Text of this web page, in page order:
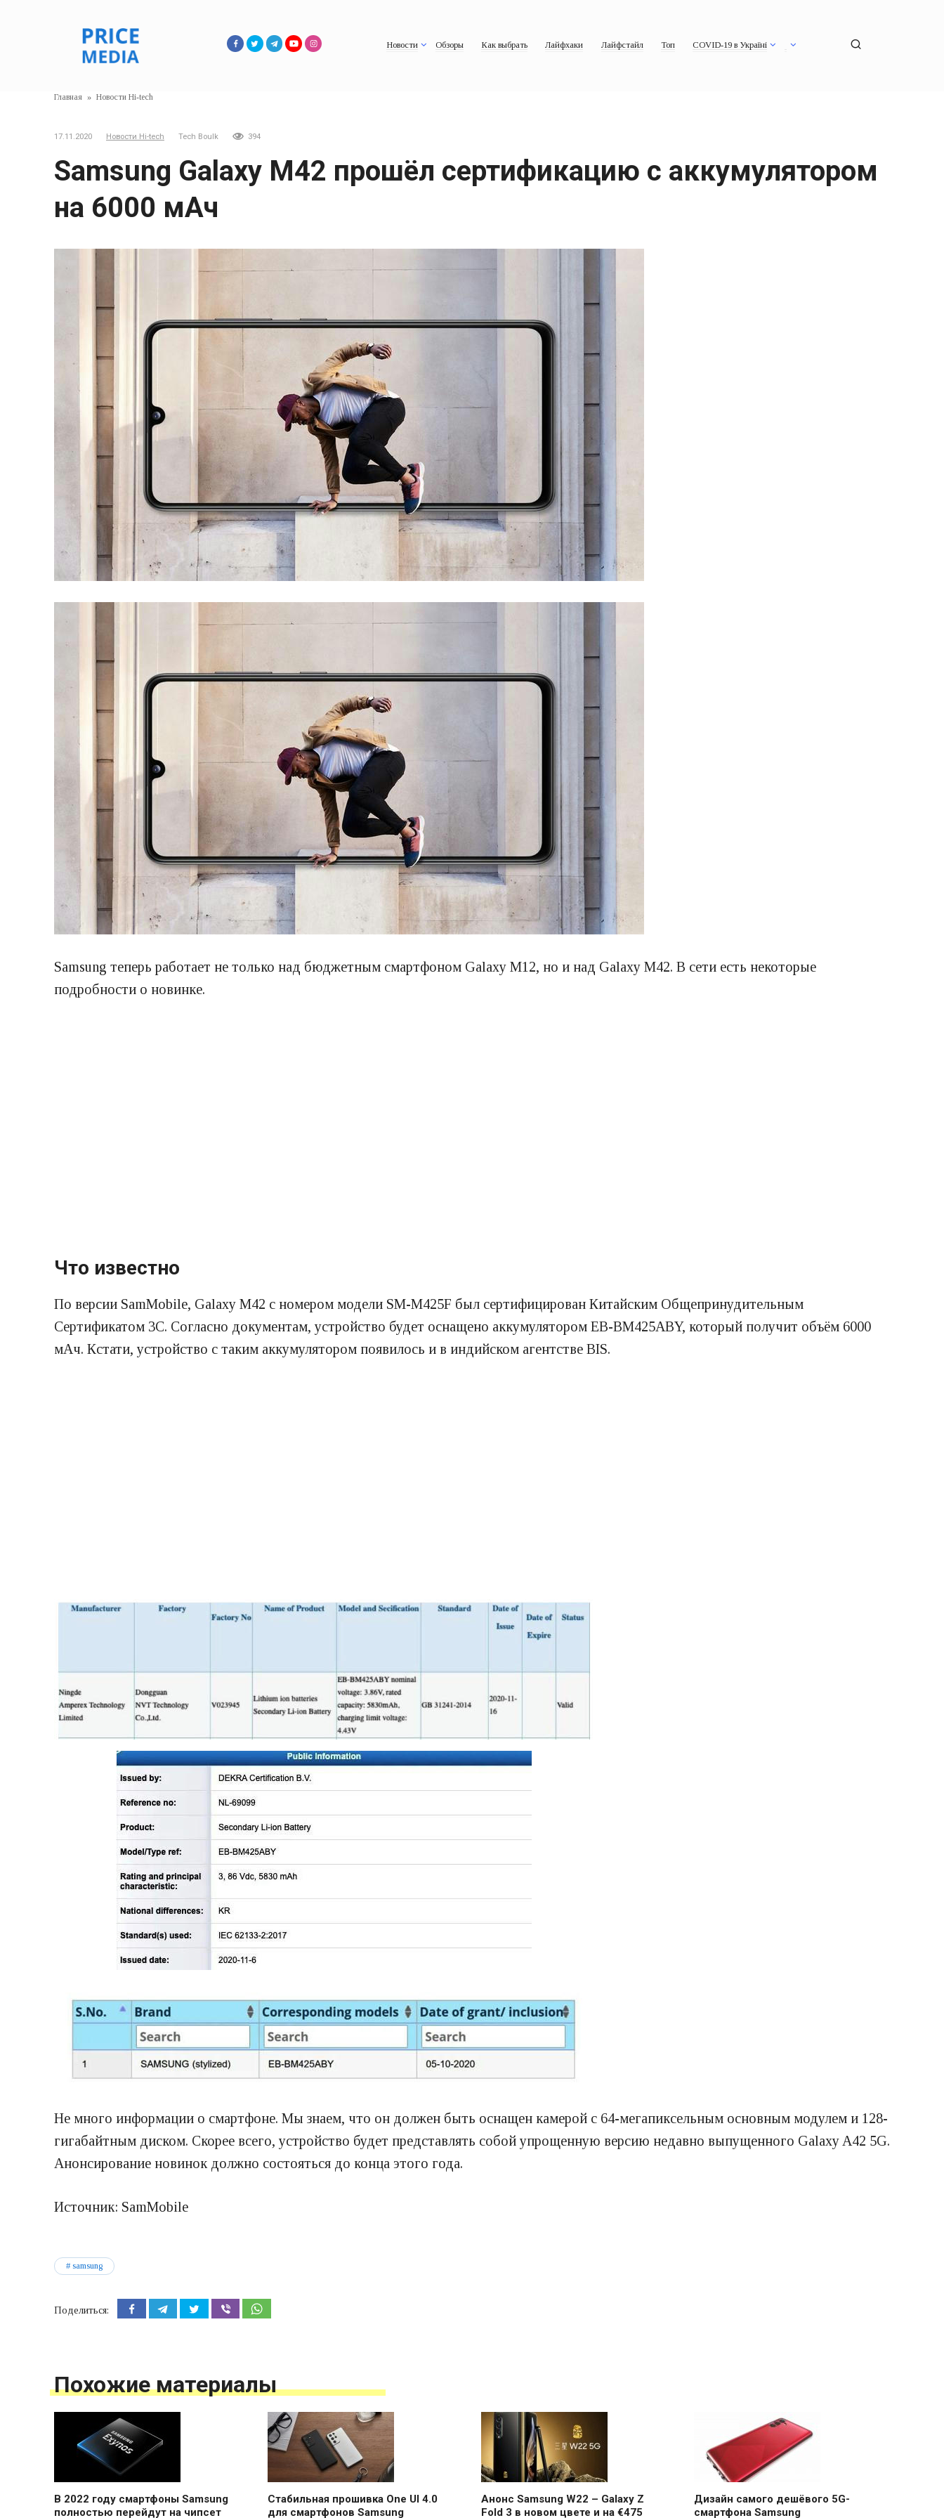
Новости Обзоры Как выбрать Лайфхаки Лайфстайл Топ COVID-19 в Україні
Главная » Новости Hi-tech
17.11.2020 Новости Hi-tech Tech Boulk 394
Samsung Galaxy M42 прошёл сертификацию с аккумулятором
на 6000 мАч
Samsung теперь работает не только над бюджетным смартфоном Galaxy M12, но и над Galaxy M42. В сети есть некоторые
подробности о новинке.
Что известно
По версии SamMobile, Galaxy M42 с номером модели SM-M425F был сертифицирован Китайским Общепринудительным
Сертификатом 3C. Согласно документам, устройство будет оснащено аккумулятором EB-BM425ABY, который получит объём 6000
мАч. Кстати, устройство с таким аккумулятором появилось и в индийском агентстве BIS.
Не много информации о смартфоне. Мы знаем, что он должен быть оснащен камерой с 64-мегапиксельным основным модулем и 128-
гигабайтным диском. Скорее всего, устройство будет представлять собой упрощенную версию недавно выпущенного Galaxy A42 5G.
Анонсирование новинок должно состояться до конца этого года.
Источник: SamMobile
samsung
Поделиться:
Похожие материалы
В 2022 году смартфоны Samsung
полностью перейдут на чипсет
Стабильная прошивка One UI 4.0
для смартфонов Samsung
Анонс Samsung W22 – Galaxy Z
Fold 3 в новом цвете и на €475
Дизайн самого дешёвого 5G-
смартфона Samsung